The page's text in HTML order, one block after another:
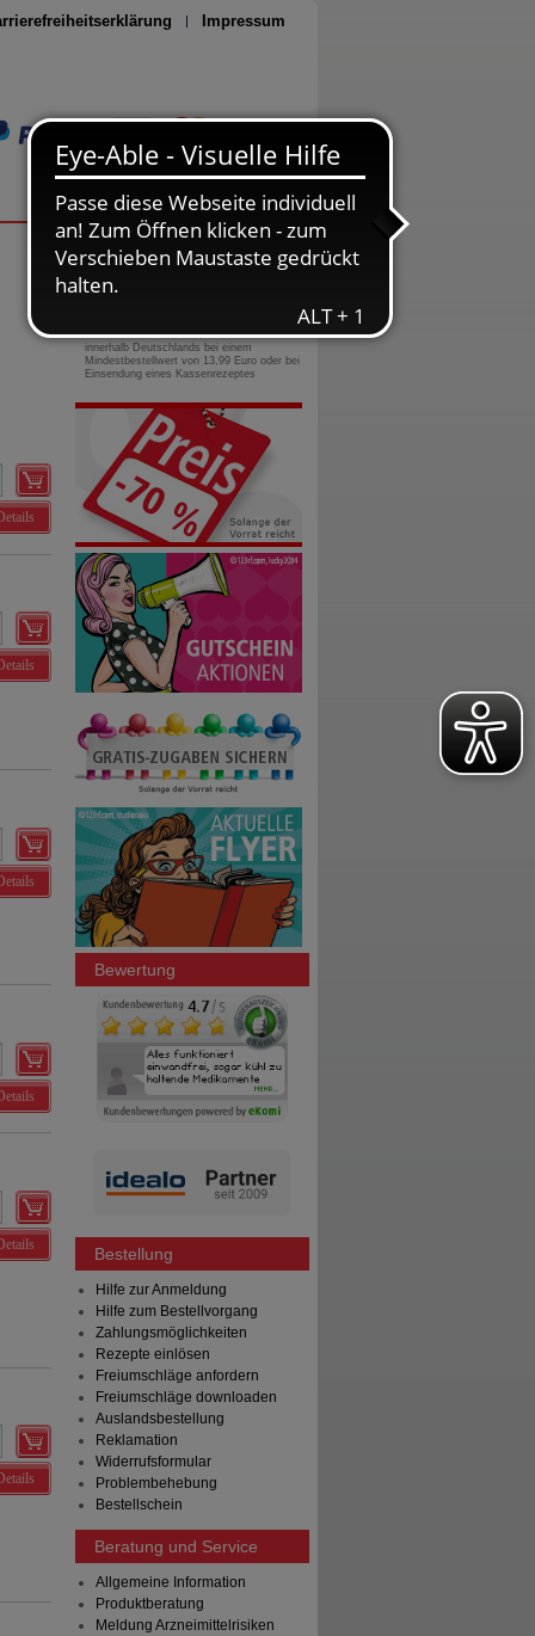
Impressum
Seite drucken
Details
Details
Details
0800-10 11 422
gebührenfreie Rufnummer
innerhalb Deutschlands bei einem
Mindestbestellwert von 13,99 Euro oder bei
Einsendung eines Kassenrezeptes
Bewertung
Bestellung
Hilfe zur Anmeldung
Hilfe zum Bestellvorgang
Zahlungsmöglichkeiten
Rezepte einlösen
Freiumschläge anfordern
Freiumschläge downloaden
Auslandsbestellung
Reklamation
Widerrufsformular
Problembehebung
Bestellschein
Beratung und Service
Allgemeine Information
Produktberatung
Meldung Arzneimittelrisiken